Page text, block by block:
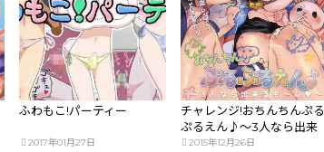
ふわもこ!パーティー
2017年01月27日
チャレンジ!おちんちんぷる
ぷるえん♪～3人なら出来
るも～ん～
2015年12月26日